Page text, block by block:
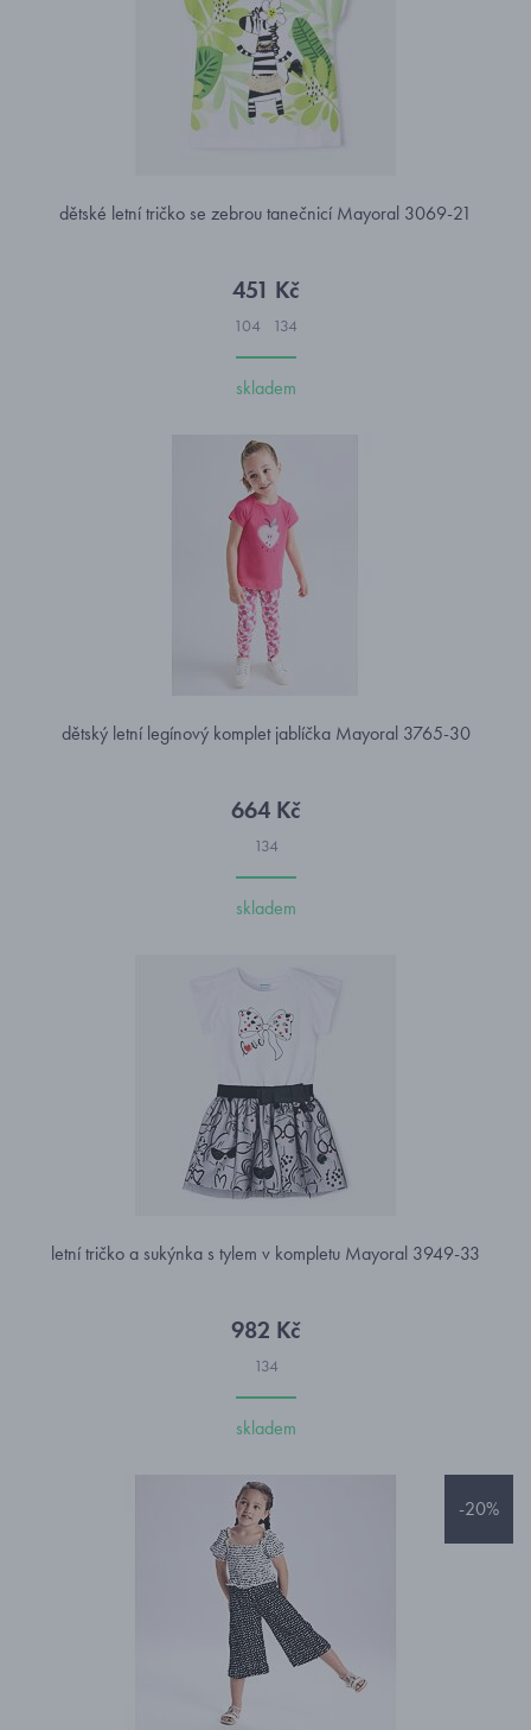
dětské letní tričko se zebrou tanečnicí Mayoral 3069-21
451 Kč
104 134
skladem
dětský letní legínový komplet jablíčka Mayoral 3765-30
664 Kč
134
skladem
letní tričko a sukýnka s tylem v kompletu Mayoral 3949-33
982 Kč
134
skladem
-20%